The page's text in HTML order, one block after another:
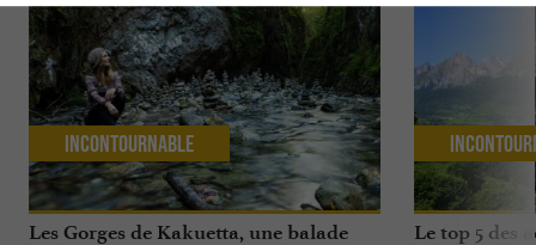
Les Gorges de Kakuetta, une balade
Incontournable
Le top 5 des